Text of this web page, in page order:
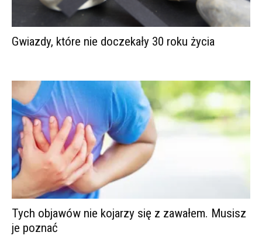
Gwiazdy, które nie doczekały 30 roku życia
Tych objawów nie kojarzy się z zawałem. Musisz
je poznać